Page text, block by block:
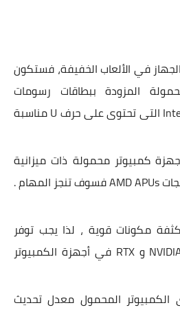
في الألعاب الخفيفة، فستكون
المزودة ببطاقات رسومات
NVIDIA MX ومعالجات Intel التى تحتوى على حرف U مناسبة
كمبيوتر محمولة ذات ميزانية
محدودة للغاية مع معالجات AMD APUs فسوف تنجز المهام .
مكونات قوية ، لذا يجب توفر
بطاقات رسومات NVIDIA GTX و RTX في أجهزة الكمبيوتر
المحمول معدل تحديث